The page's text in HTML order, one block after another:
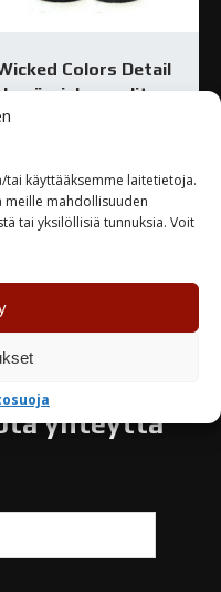
tai käyttääksemme laitetietoja.
meille mahdollisuuden
tai yksilöllisiä tunnuksia. Voit
Colors Detail
Varastossa
yhteyttä